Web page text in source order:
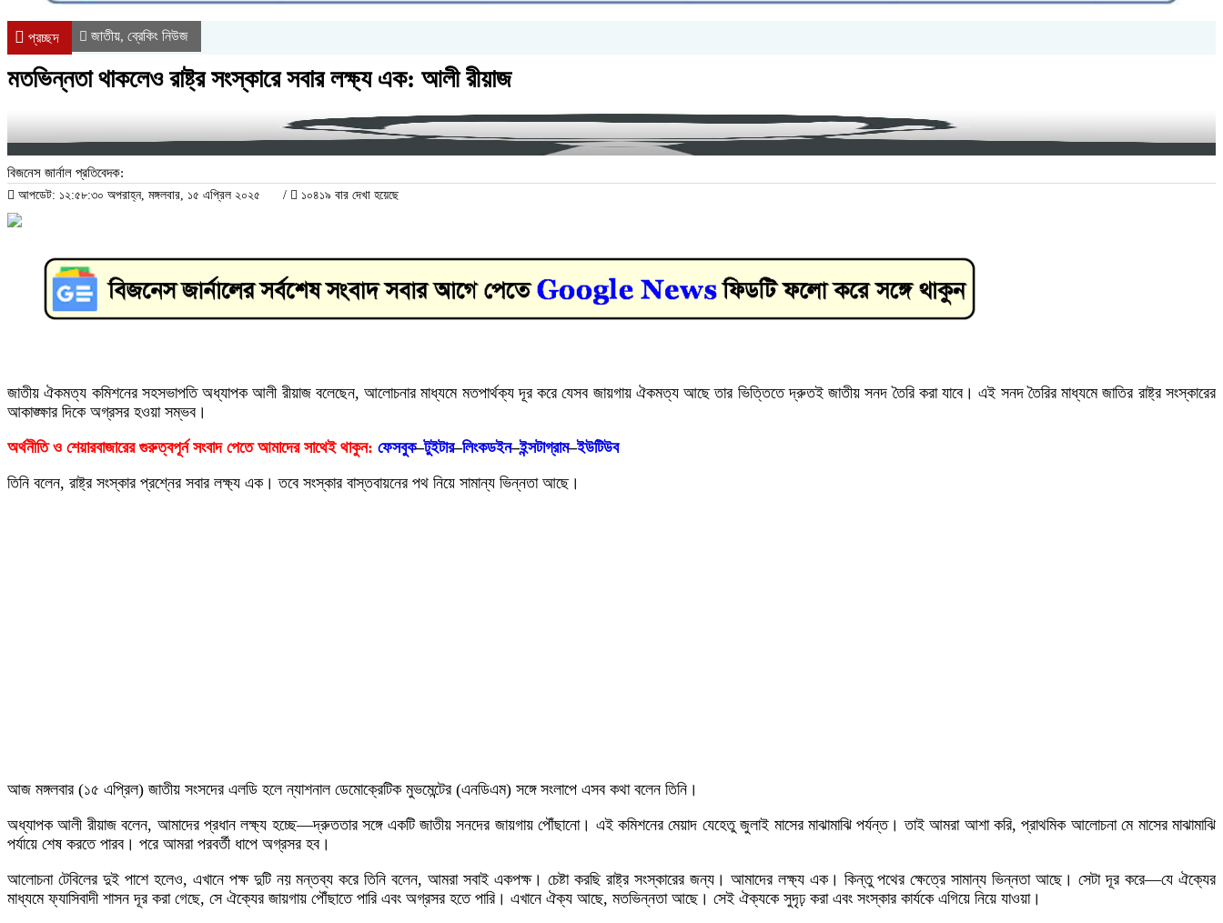
প্রচ্ছদ জাতীয়, ব্রেকিং নিউজ
মতভিন্নতা থাকলেও রাষ্ট্র সংস্কারে সবার লক্ষ্য এক: আলী রীয়াজ
বিজনেস জার্নাল প্রতিবেদক:
আপডেট: ১২:৫৮:৩০ অপরাহ্ন, মঙ্গলবার, ১৫ এপ্রিল ২০২৫ / ১০৪১৯ বার দেখা হয়েছে
জাতীয় ঐকমত্য কমিশনের সহসভাপতি অধ্যাপক আলী রীয়াজ বলেছেন, আলোচনার মাধ্যমে মতপার্থক্য দূর করে যেসব জায়গায় ঐকমত্য আছে তার ভিত্তিতে দ্রুতই জাতীয় সনদ তৈরি করা যাবে। এই সনদ তৈরির মাধ্যমে জাতির রাষ্ট্র সংস্কারের
আকাঙ্ক্ষার দিকে অগ্রসর হওয়া সম্ভব।
অর্থনীতি ও শেয়ারবাজারের গুরুত্বপূর্ন সংবাদ পেতে আমাদের সাথেই থাকুন: ফেসবুক–টুইটার–লিংকডইন–ইন্সটাগ্রাম–ইউটিউব
তিনি বলেন, রাষ্ট্র সংস্কার প্রশ্নের সবার লক্ষ্য এক। তবে সংস্কার বাস্তবায়নের পথ নিয়ে সামান্য ভিন্নতা আছে।
আজ মঙ্গলবার (১৫ এপ্রিল) জাতীয় সংসদের এলডি হলে ন্যাশনাল ডেমোক্রেটিক মুভমেন্টের (এনডিএম) সঙ্গে সংলাপে এসব কথা বলেন তিনি।
অধ্যাপক আলী রীয়াজ বলেন, আমাদের প্রধান লক্ষ্য হচ্ছে—দ্রুততার সঙ্গে একটি জাতীয় সনদের জায়গায় পৌঁছানো। এই কমিশনের মেয়াদ যেহেতু জুলাই মাসের মাঝামাঝি পর্যন্ত। তাই আমরা আশা করি, প্রাথমিক আলোচনা মে মাসের মাঝামাঝি
পর্যায়ে শেষ করতে পারব। পরে আমরা পরবর্তী ধাপে অগ্রসর হব।
আলোচনা টেবিলের দুই পাশে হলেও, এখানে পক্ষ দুটি নয় মন্তব্য করে তিনি বলেন, আমরা সবাই একপক্ষ। চেষ্টা করছি রাষ্ট্র সংস্কারের জন্য। আমাদের লক্ষ্য এক। কিন্তু পথের ক্ষেত্রে সামান্য ভিন্নতা আছে। সেটা দূর করে—যে ঐক্যের
মাধ্যমে ফ্যাসিবাদী শাসন দূর করা গেছে, সে ঐক্যের জায়গায় পৌঁছাতে পারি এবং অগ্রসর হতে পারি। এখানে ঐক্য আছে, মতভিন্নতা আছে। সেই ঐক্যকে সুদৃঢ় করা এবং সংস্কার কার্যকে এগিয়ে নিয়ে যাওয়া।